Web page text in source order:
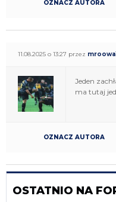
OZNACZ AUTORA
11.08.2025 o 13:27 przez
Jeden
ma tutaj
OZNACZ AUTORA
OSTATNIO NA